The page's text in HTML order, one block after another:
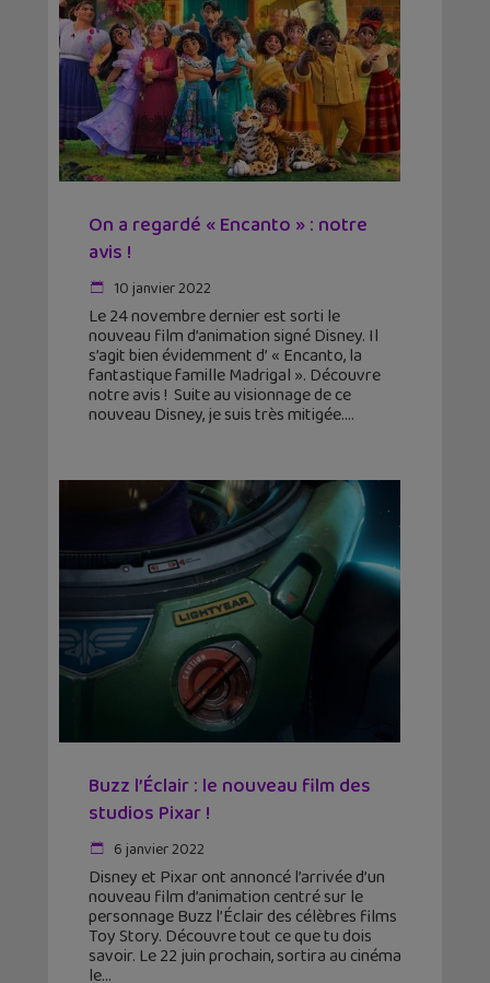
On a regardé « Encanto » : notre
avis !
10 janvier 2022
Le 24 novembre dernier est sorti le
nouveau film d’animation signé Disney. Il
s’agit bien évidemment d’ « Encanto, la
fantastique famille Madrigal ». Découvre
notre avis ! Suite au visionnage de ce
nouveau Disney, je suis très mitigée.
Buzz l’Éclair : le nouveau film des
studios Pixar !
6 janvier 2022
Disney et Pixar ont annoncé l’arrivée d’un
nouveau film d’animation centré sur le
personnage Buzz l’Éclair des célèbres films
Toy Story. Découvre tout ce que tu dois
savoir. Le 22 juin prochain, sortira au cinéma
le